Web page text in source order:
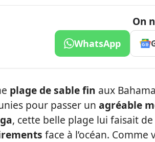
On
WhatsApp
plage de sable fin aux
pour passer un agréable
, cette belle plage lui faisait
face à l’océan.